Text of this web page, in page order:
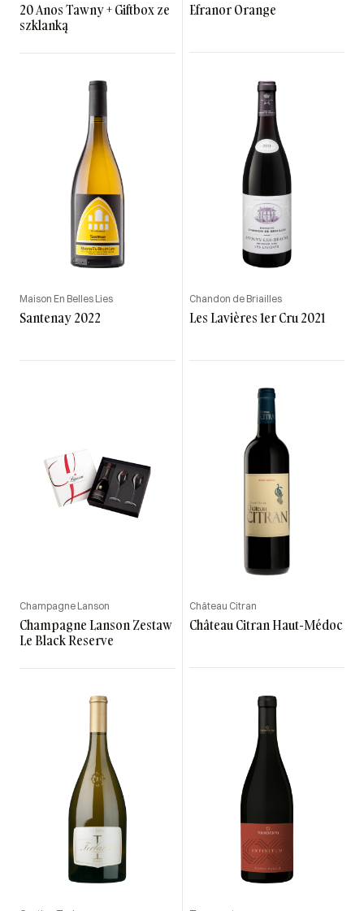
20 Anos Tawny + Giftbox ze
szklanką
Efranor Orange
Maison En Belles Lies
Santenay 2022
Chandon de Briailles
Les Lavières 1er Cru 2021
Champagne Lanson
Champagne Lanson Zestaw
Le Black Reserve
Château Citran
Château Citran Haut-Médoc